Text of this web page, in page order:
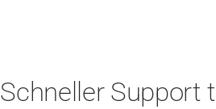
Schneller Support